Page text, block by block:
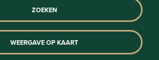
ZOEKEN
WEERGAVE OP KAART